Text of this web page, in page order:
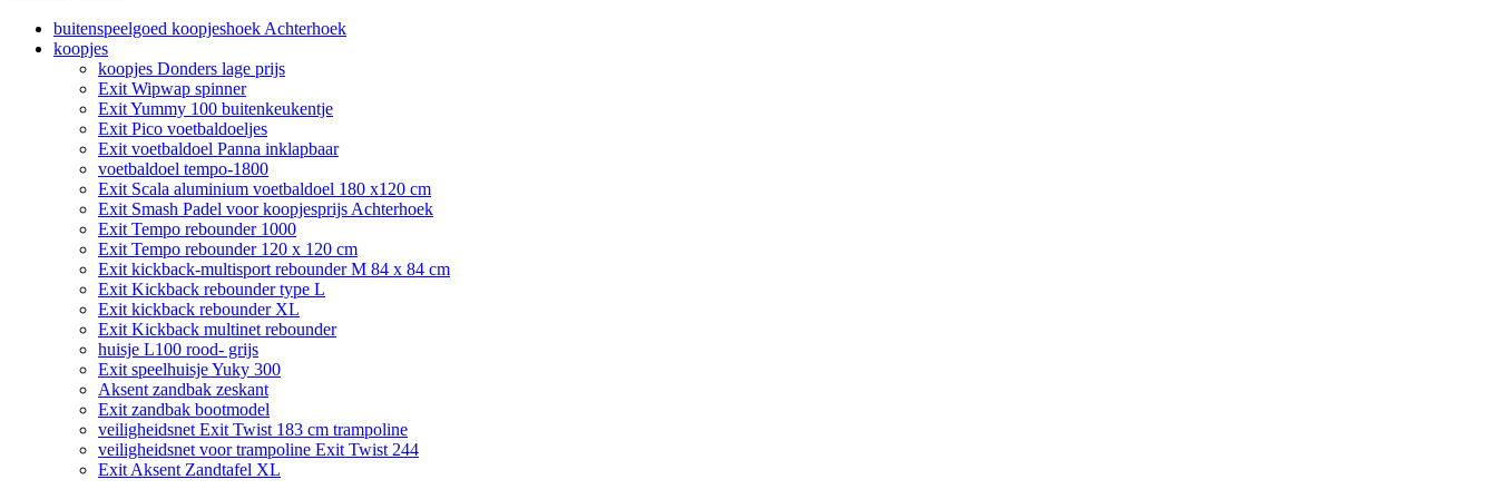
buitenspeelgoed koopjeshoek Achterhoek
koopjes
koopjes Donders lage prijs
Exit Wipwap spinner
Exit Yummy 100 buitenkeukentje
Exit Pico voetbaldoeljes
Exit voetbaldoel Panna inklapbaar
voetbaldoel tempo-1800
Exit Scala aluminium voetbaldoel 180 x120 cm
Exit Smash Padel voor koopjesprijs Achterhoek
Exit Tempo rebounder 1000
Exit Tempo rebounder 120 x 120 cm
Exit kickback-multisport rebounder M 84 x 84 cm
Exit Kickback rebounder type L
Exit kickback rebounder XL
Exit Kickback multinet rebounder
huisje L100 rood- grijs
Exit speelhuisje Yuky 300
Aksent zandbak zeskant
Exit zandbak bootmodel
veiligheidsnet Exit Twist 183 cm trampoline
veiligheidsnet voor trampoline Exit Twist 244
Exit Aksent Zandtafel XL